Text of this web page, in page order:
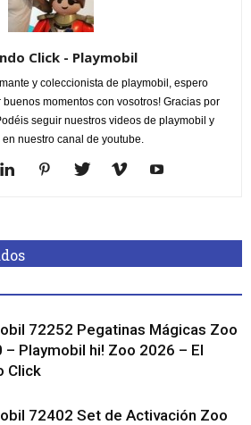
Click - Playmobil
y coleccionista de playmobil, espero
momentos con vosotros! Gracias por
seguir nuestros videos de playmobil y
nuestro canal de youtube.
72252 Pegatinas Mágicas Zoo
– Playmobil hi! Zoo 2026 – El
Click
72402 Set de Activación Zoo